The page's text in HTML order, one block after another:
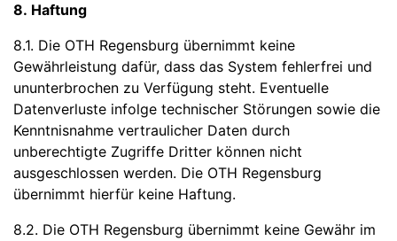
8. Haftung
8.1. Die OTH Regensburg übernimmt keine
Gewährleistung dafür, dass das System fehlerfrei und
ununterbrochen zu Verfügung steht. Eventuelle
Datenverluste infolge technischer Störungen sowie die
Kenntnisnahme vertraulicher Daten durch
unberechtigte Zugriffe Dritter können nicht
ausgeschlossen werden. Die OTH Regensburg
übernimmt hierfür keine Haftung.
8.2. Die OTH Regensburg übernimmt keine Gewähr im